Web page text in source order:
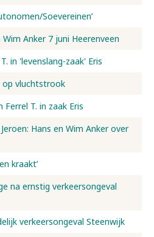
Soevereinen’
Anker 7 juni Heerenveen
in 'levenslang-zaak' Eris
op vluchtstrook
T. in zaak Eris
Hans en Wim Anker over
kraakt’
na ernstig verkeersongeval
verkeersongeval Steenwijk